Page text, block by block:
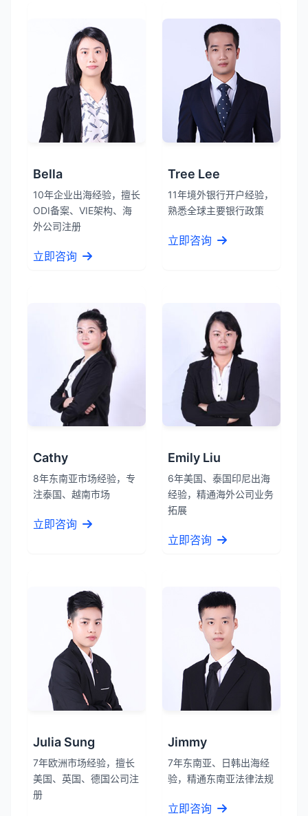
Bella
10年企业出海经验，擅长
ODI备案、VIE架构、海
外公司注册
立即咨询
Tree Lee
11年境外银行开户经验，
熟悉全球主要银行政策
立即咨询
Cathy
8年东南亚市场经验，专
注泰国、越南市场
立即咨询
Emily Liu
6年美国、泰国印尼出海
经验，精通海外公司业务
拓展
立即咨询
Julia Sung
7年欧洲市场经验，擅长
美国、英国、德国公司注
册
Jimmy
7年东南亚、日韩出海经
验，精通东南亚法律法规
立即咨询